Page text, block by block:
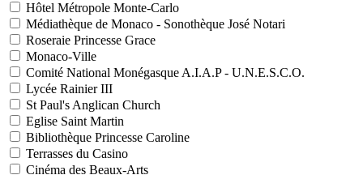
Hôtel Métropole Monte-Carlo
Médiathèque de Monaco - Sonothèque José Notari
Roseraie Princesse Grace
Monaco-Ville
Comité National Monégasque A.I.A.P - U.N.E.S.C.O.
Lycée Rainier III
St Paul's Anglican Church
Eglise Saint Martin
Bibliothèque Princesse Caroline
Terrasses du Casino
Cinéma des Beaux-Arts